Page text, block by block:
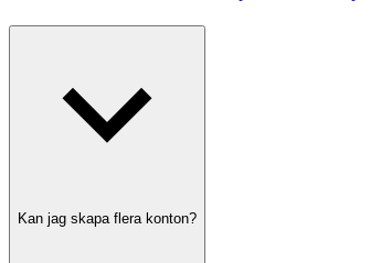
Kan jag skapa flera konton?